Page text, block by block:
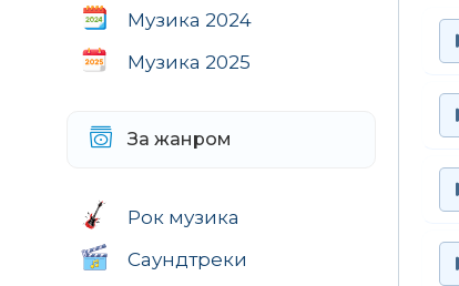
Музика 2024
Музика 2025
За жанром
Рок музика
Саундтреки